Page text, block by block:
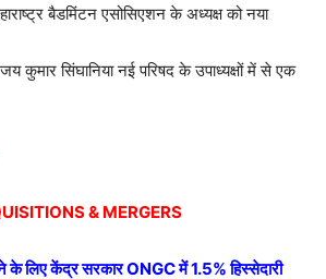
बैडमिंटन एसोसिएशन के अध्यक्ष को नया
कुमार सिंघानिया नई परिषद के उपाध्यक्षों में से एक
& MERGERS
लिए केंद्र सरकार ONGC में 1.5% हिस्सेदारी